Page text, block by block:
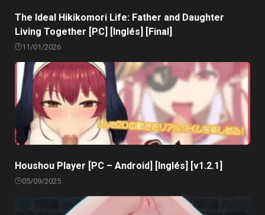
The Ideal Hikikomori Life: Father and Daughter
Living Together [PC] [Inglés] [Final]
11/01/2026
Houshou Player [PC – Android] [Inglés] [v1.2.1]
05/09/2025